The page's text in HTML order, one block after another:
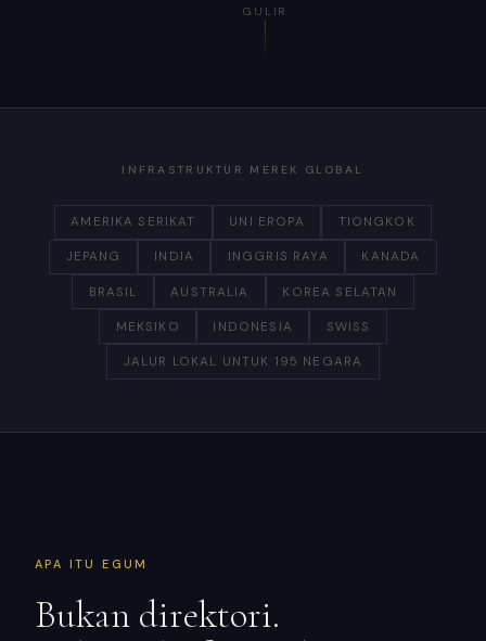
GULIR
INFRASTRUKTUR MEREK GLOBAL
AMERIKA SERIKAT UNI EROPA TIONGKOK
JEPANG INDIA INGGRIS RAYA KANADA
BRASIL AUSTRALIA KOREA SELATAN
MEKSIKO INDONESIA SWISS
JALUR LOKAL UNTUK 195 NEGARA
APA ITU EGUM
Bukan direktori.